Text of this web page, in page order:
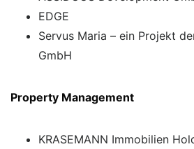
EDGE
Servus Maria – ein Projekt
GmbH
Property Management
KRASEMANN Immobilien